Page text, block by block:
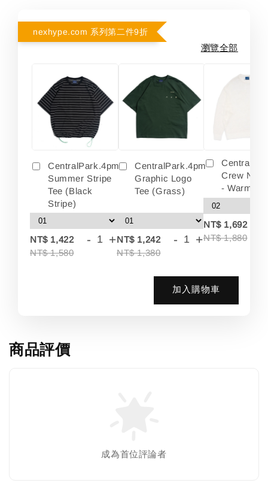
nexhype.com 系列第二件9折
瀏覽全部
CentralPark.4pm
Summer Stripe
Tee (Black
Stripe)
NT$ 1,422
NT$ 1,580
- +
CentralPark.4pm
Graphic Logo
Tee (Grass)
NT$ 1,242
NT$ 1,380
- +
Crew
- Warm
NT$ 1,692
NT$ 1,880
加入購物車
商品評價
成為首位評論者